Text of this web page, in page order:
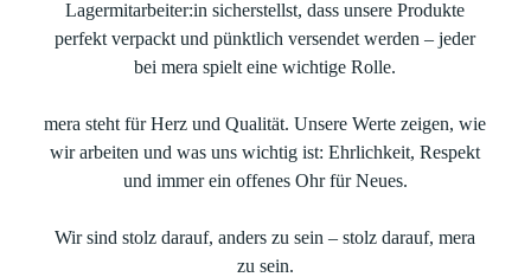
Lagermitarbeiter:in sicherstellst, dass unsere Produkte
perfekt verpackt und pünktlich versendet werden – jeder
bei mera spielt eine wichtige Rolle.
mera steht für Herz und Qualität. Unsere Werte zeigen, wie
wir arbeiten und was uns wichtig ist: Ehrlichkeit, Respekt
und immer ein offenes Ohr für Neues.
Wir sind stolz darauf, anders zu sein – stolz darauf, mera
zu sein.